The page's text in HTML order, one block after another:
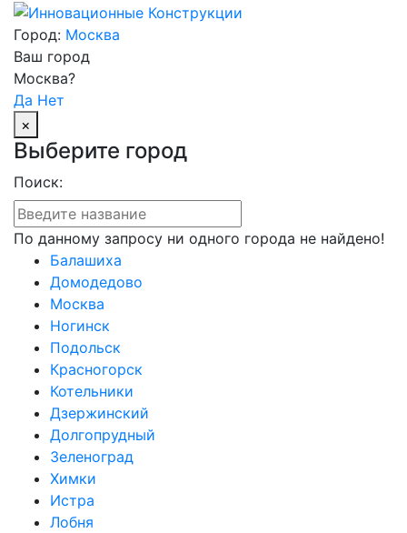
Город: Москва
Ваш город
Москва?
Да Нет
×
Выберите город
Поиск:
По данному запросу ни одного города не найдено!
Балашиха
Домодедово
Москва
Ногинск
Подольск
Красногорск
Котельники
Дзержинский
Долгопрудный
Зеленоград
Химки
Истра
Лобня